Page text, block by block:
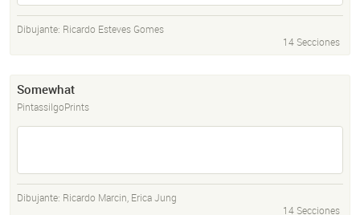
Dibujante: Ricardo Esteves Gomes
14 Secciones
Somewhat
PintassilgoPrints
Dibujante: Ricardo Marcin, Erica Jung
14 Secciones